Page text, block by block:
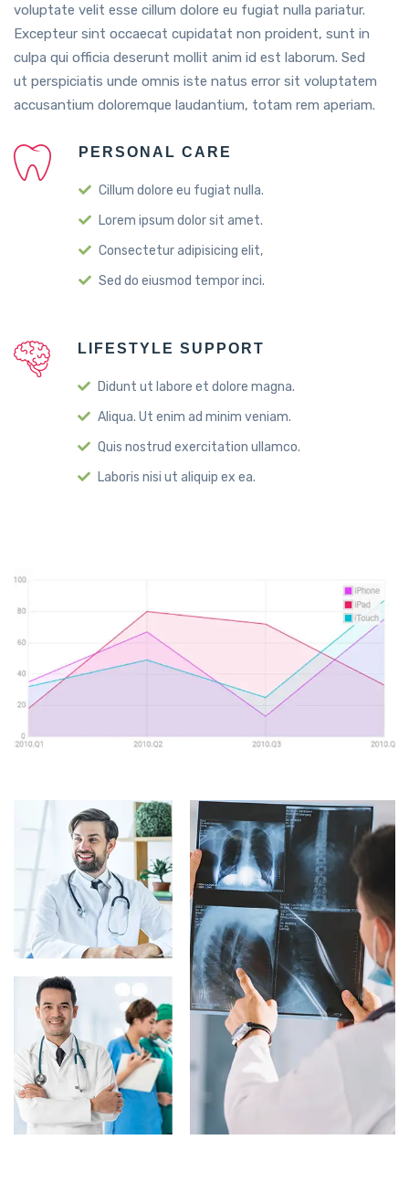
voluptate velit esse cillum dolore eu fugiat nulla pariatur.
Excepteur sint occaecat cupidatat non proident, sunt in
culpa qui officia deserunt mollit anim id est laborum. Sed
ut perspiciatis unde omnis iste natus error sit voluptatem
accusantium doloremque laudantium, totam rem aperiam.
PERSONAL CARE
Cillum dolore eu fugiat nulla.
Lorem ipsum dolor sit amet.
Consectetur adipisicing elit,
Sed do eiusmod tempor inci.
LIFESTYLE SUPPORT
Didunt ut labore et dolore magna.
Aliqua. Ut enim ad minim veniam.
Quis nostrud exercitation ullamco.
Laboris nisi ut aliquip ex ea.